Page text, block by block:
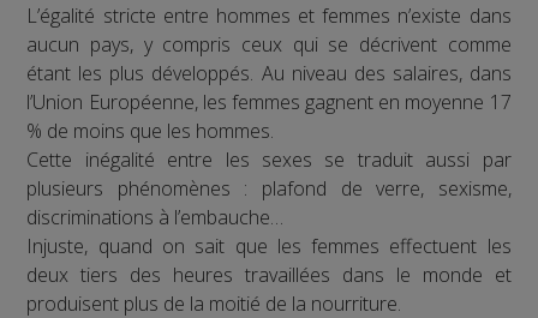
L’égalité stricte entre hommes et femmes n’existe dans
aucun pays, y compris ceux qui se décrivent comme
étant les plus développés. Au niveau des salaires, dans
l’Union Européenne, les femmes gagnent en moyenne 17
% de moins que les hommes.
Cette inégalité entre les sexes se traduit aussi par
plusieurs phénomènes : plafond de verre, sexisme,
discriminations à l’embauche…
Injuste, quand on sait que les femmes effectuent les
deux tiers des heures travaillées dans le monde et
produisent plus de la moitié de la nourriture.